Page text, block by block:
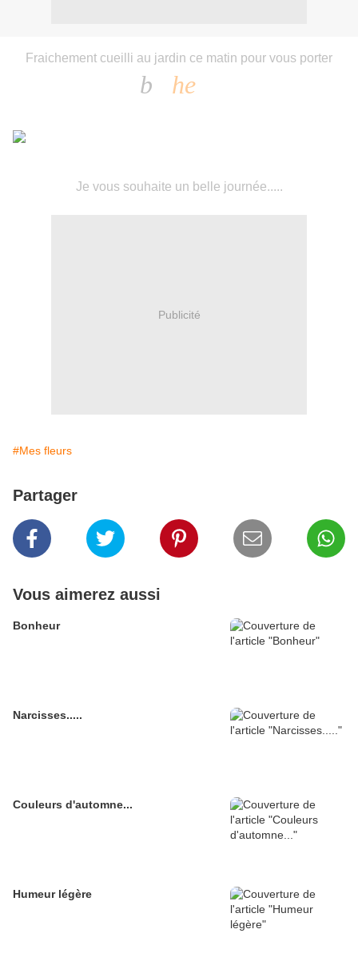
Fraichement cueilli au jardin ce matin pour vous porter
b he
Je vous souhaite un belle journée.....
Publicité
#Mes fleurs
Partager
Vous aimerez aussi
Bonheur
Narcisses.....
Couleurs d'automne...
Humeur légère